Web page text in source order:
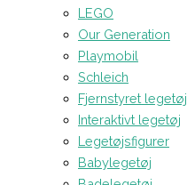
LEGO
Our Generation
Playmobil
Schleich
Fjernstyret legetøj
Interaktivt legetøj
Legetøjsfigurer
Babylegetøj